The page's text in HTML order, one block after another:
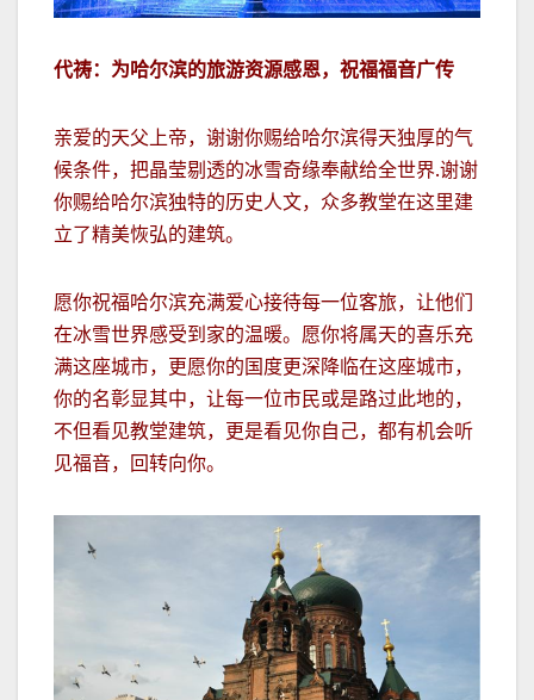
代祷：为哈尔滨的旅游资源感恩，祝福福音广传
亲爱的天父上帝，谢谢你赐给哈尔滨得天独厚的气
候条件，把晶莹剔透的冰雪奇缘奉献给全世界.谢谢
你赐给哈尔滨独特的历史人文，众多教堂在这里建
立了精美恢弘的建筑。
愿你祝福哈尔滨充满爱心接待每一位客旅，让他们
在冰雪世界感受到家的温暖。愿你将属天的喜乐充
满这座城市，更愿你的国度更深降临在这座城市，
你的名彰显其中，让每一位市民或是路过此地的，
不但看见教堂建筑，更是看见你自己，都有机会听
见福音，回转向你。